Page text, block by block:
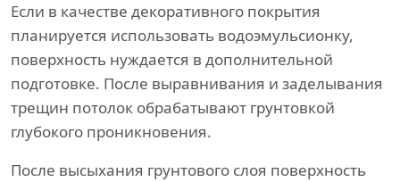
Если в качестве декоративного покрытия
планируется использовать водоэмульсионку,
поверхность нуждается в дополнительной
подготовке. После выравнивания и заделывания
трещин потолок обрабатывают грунтовкой
глубокого проникновения.
После высыхания грунтового слоя поверхность